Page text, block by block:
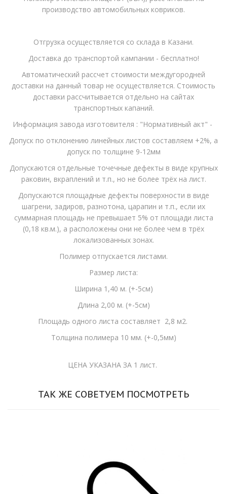
производство автомобильных ковриков.
Отгрузка осуществляется со склада в Казани.
Доставка до транспортой кампании - бесплатно!
Автоматический рассчет стоимости междугородней
доставки на данный товар не осуществляется. Стоимость
доставки рассчитывается отдельно на сайтах
транспортных капаний.
Информация завода изготовителя : "Нормативный акт" -
Допуск по отклонению линейных листов составляем +2%, а
допуск по толщине 9-12мм
Допускаются отдельные точечные дефекты в виде крупных
раковин, вкраплений и т.п., но не более трёх на лист.
Допускаются площадные дефекты поверхности в виде
шагрени, задиров, разнотона, царапин и т.п., если их
суммарная площадь не превышает 5% от площади листа
(0,18 кв.м.), а расположены они не более чем в трёх
локализованных зонах.
Полимер отпускается листами.
Размер листа:
Ширина 1,40 м. (+-5см)
Длина 2,00 м. (+-5см)
Площадь одного листа составляет 2,8 м2.
Толщина полимера 10 мм. (+-0,5мм)
ЦЕНА УКАЗАНА ЗА 1 лист.
ТАК ЖЕ СОВЕТУЕМ ПОСМОТРЕТЬ